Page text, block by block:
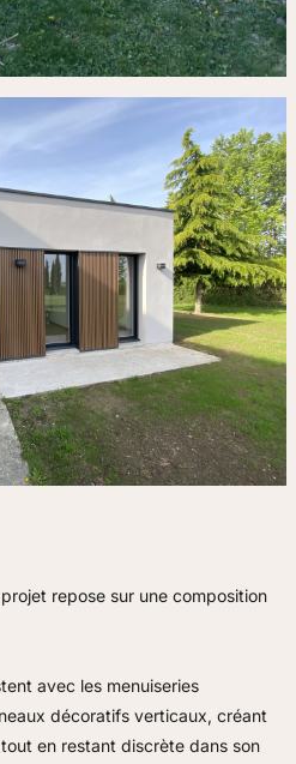
repose sur une composition
avec les menuiseries
décoratifs verticaux, créant
en restant discrète dans son